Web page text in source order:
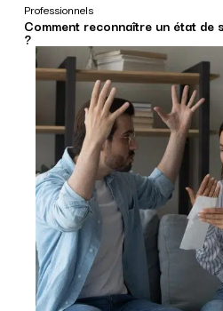
Professionnels
Comment reconnaître un état
?